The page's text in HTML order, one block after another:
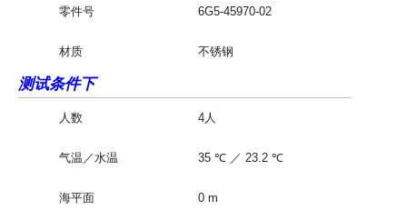
零件号 6G5-45970-02
材质 不锈钢
测试条件下
人数 4人
气温／水温 35 ℃ ／ 23.2 ℃
海平面 0 m